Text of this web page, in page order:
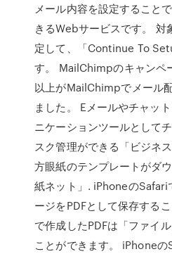
メール内容を設定すること
きるWebサービスです。 対
定して、「Continue To
す。 MailChimpのキャンペ
以上がMailChimpでメール
ました。 Eメールやチャッ
ニケーションツールとして
スク管理ができる「ビジネ
方眼紙のテンプレートがダ
紙ネット」. iPhoneのSafari
ージをPDFとして保存する
で作成したPDFは「ファイ
ことができます。 iPhone